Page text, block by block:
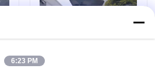
de chenille
6:23 PM